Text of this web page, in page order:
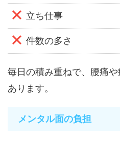
立ち仕事
件数の多さ
毎日の積み重ねで、腰痛
あります。
メンタル面の負担